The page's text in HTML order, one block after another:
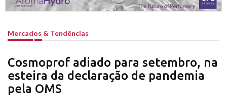
Mercados & Tendências
Cosmoprof adiado para setembro, na
esteira da declaração de pandemia
pela OMS